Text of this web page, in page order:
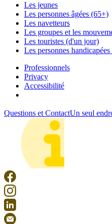
Les jeunes
Les personnes âgées (65+)
Les navetteurs
Les groupes et les
Les touristes (d'un jour)
Les personnes
Professionnels
Privacy
Accessibilité
Questions et ContactUn seul